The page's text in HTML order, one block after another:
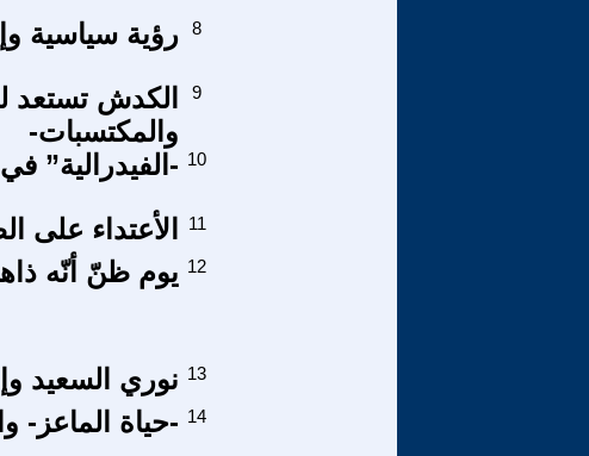
رؤية سياسية 8
الكدش تستعد
والمكتسبات-
9
-الفيدرالية” 10
الأعتداء على 11
يوم ظنّ أنّه 12
نوري السعيد 13
-حياة الماعز- 14